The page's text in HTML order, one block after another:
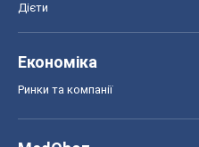
Дієти
Економіка
Ринки та компанії